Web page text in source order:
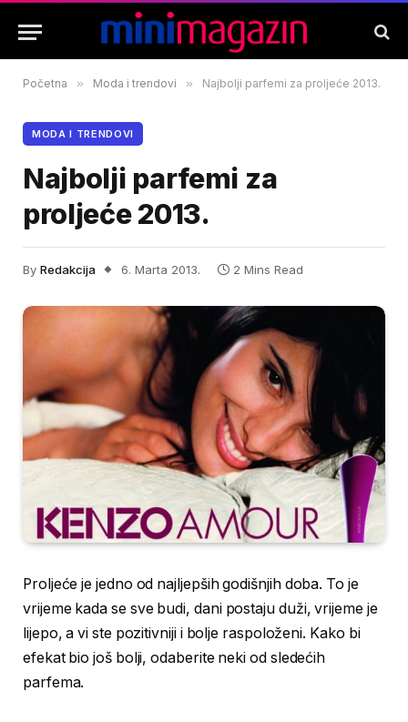
Početna » Moda i trendovi » Najbolji parfemi za proljeće 2013.
MODA I TRENDOVI
Najbolji parfemi za
proljeće 2013.
By Redakcija 6. Marta 2013. 2 Mins Read
Proljeće je jedno od najljepših godišnjih doba. To je
vrijeme kada se sve budi, dani postaju duži, vrijeme je
lijepo, a vi ste pozitivniji i bolje raspoloženi. Kako bi
efekat bio još bolji, odaberite neki od sledećih
parfema.